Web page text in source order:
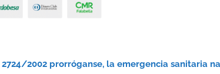
2002 prorróganse, la emergencia sanitaria